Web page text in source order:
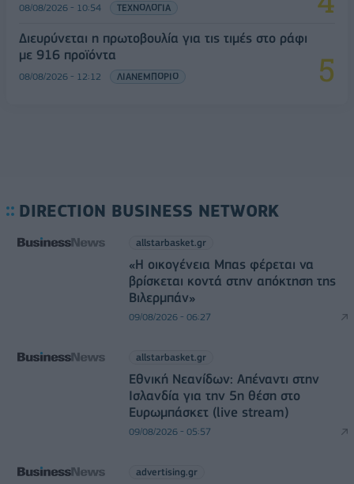
08/08/2026 - 10:54 ΤΕΧΝΟΛΟΓΙΑ
Διευρύνεται η πρωτοβουλία για τις τιμές στο ράφι
με 916 προϊόντα
08/08/2026 - 12:12 ΛΙΑΝΕΜΠΟΡΙΟ
DIRECTION BUSINESS NETWORK
allstarbasket.gr
«Η οικογένεια Μπας φέρεται να
βρίσκεται κοντά στην απόκτηση της
Βιλερμπάν»
09/08/2026 - 06:27
allstarbasket.gr
Εθνική Νεανίδων: Απέναντι στην
Ισλανδία για την 5η θέση στο
Ευρωμπάσκετ (live stream)
09/08/2026 - 05:57
advertising.gr